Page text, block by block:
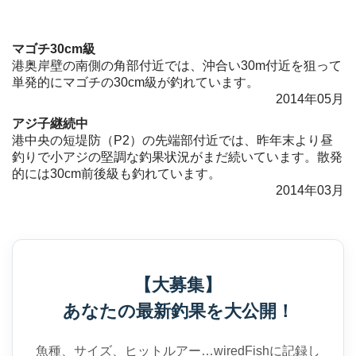
マゴチ30cm級
港奥岸壁の南側の角部付近では、沖合い30m付近を狙って
単発的にマゴチの30cm級が釣れています。
2014年05月
アジ子継続中
港中央の短堤防（P2）の先端部付近では、昨年末より昼
釣りで小アジの堅調な釣果状況がまだ続いています。散発
的には30cm前後級も釣れています。
2014年03月
【大募集】
あなたの最新釣果を大公開！
魚種、サイズ、ヒットルアー…wiredFishに記録し